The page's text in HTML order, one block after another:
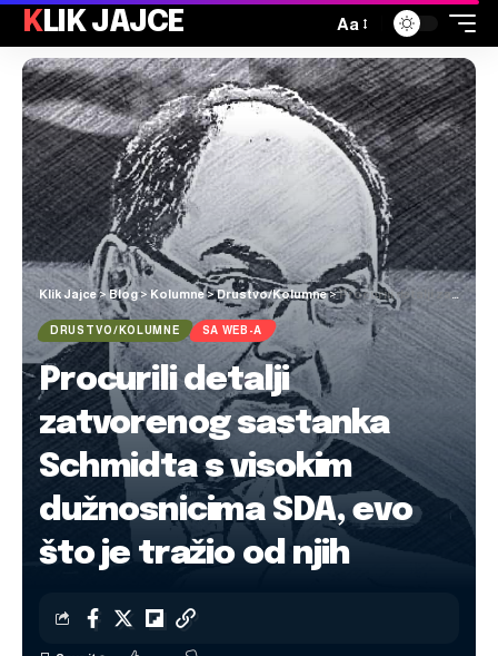
KLIK JAJCE Aa
Klik Jajce>Blog>Kolumne>Drustvo/Kolumne>Procurili detalji zatvorenog sastanka Schmidta s visokim dužnosnicima SDA, evo što je tražio od njih
DRUSTVO/KOLUMNE SA WEB-A
Procurili detalji
zatvorenog sastanka
Schmidta s visokim
dužnosnicima SDA, evo
što je tražio od njih